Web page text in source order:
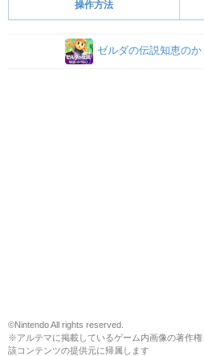
操作方法
ゼルダの伝説知恵の
©Nintendo All rights reserved.
※アルテマに掲載しているゲーム内画像の著作
該コンテンツの提供元に帰属します